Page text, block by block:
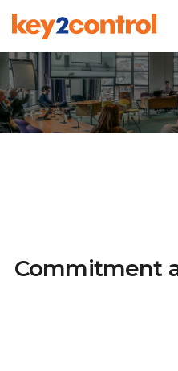
Commitment